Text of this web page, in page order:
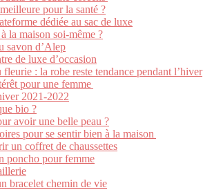
pour la santé ?
dédiée au sac de luxe
la maison soi-même ?
savon d’Alep
de luxe d’occasion
: la robe reste tendance pendant l’hiver
pour une femme
2021-2022
bio ?
avoir une belle peau ?
pour se sentir bien à la maison
un coffret de chaussettes
poncho pour femme
bracelet chemin de vie